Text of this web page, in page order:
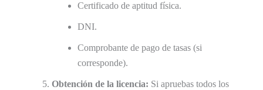
Certificado de aptitud física.
DNI.
Comprobante de pago de tasas (si
corresponde).
Obtención de la licencia: Si apruebas todos los